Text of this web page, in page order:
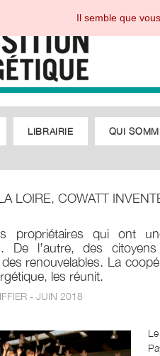
LIBRAIRIE QUI
LOIRE, COWATT
propriétaires qui ont
De l’autre, des
renouvelables. La
les réunit.
- JUIN 2018
Il semble que